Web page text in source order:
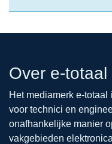
Over e-totaal
Het mediamerk e-
voor technici en
onafhankelijke manier
vakgebieden